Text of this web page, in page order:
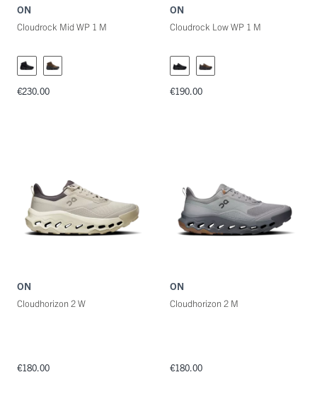
ON
Cloudrock Mid WP 1 M
€230.00
ON
Cloudrock Low WP 1 M
€190.00
ON
Cloudhorizon 2 W
€180.00
ON
Cloudhorizon 2 M
€180.00